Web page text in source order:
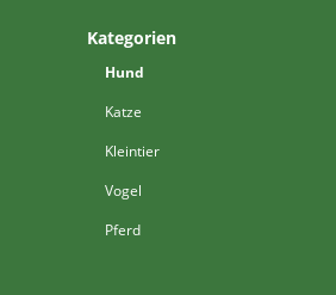
Kategorien
Hund
Katze
Kleintier
Vogel
Pferd